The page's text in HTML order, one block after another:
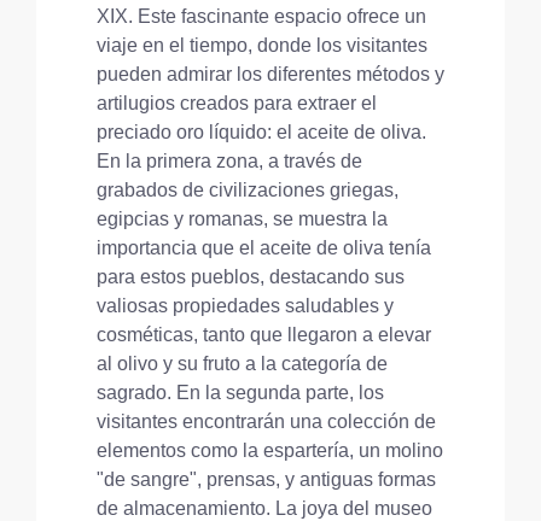
XIX. Este fascinante espacio ofrece un
viaje en el tiempo, donde los visitantes
pueden admirar los diferentes métodos y
artilugios creados para extraer el
preciado oro líquido: el aceite de oliva.
En la primera zona, a través de
grabados de civilizaciones griegas,
egipcias y romanas, se muestra la
importancia que el aceite de oliva tenía
para estos pueblos, destacando sus
valiosas propiedades saludables y
cosméticas, tanto que llegaron a elevar
al olivo y su fruto a la categoría de
sagrado. En la segunda parte, los
visitantes encontrarán una colección de
elementos como la espartería, un molino
"de sangre", prensas, y antiguas formas
de almacenamiento. La joya del museo